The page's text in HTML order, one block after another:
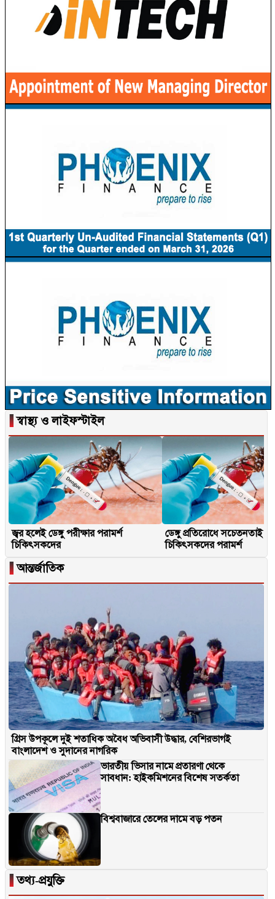
▐স্বাস্থ্য ও লাইফস্টাইল
জ্বর হলেই ডেঙ্গু পরীক্ষার পরামর্শ
চিকিৎসকদের
ডেঙ্গু প্রতিরোধে সচেতনতাই
চিকিৎসকদের পরামর্শ
▐আন্তর্জাতিক
গ্রিস উপকূলে দুই শতাধিক অবৈধ অভিবাসী উদ্ধার, বেশিরভাগই
বাংলাদেশ ও সুদানের নাগরিক
ভারতীয় ভিসার নামে প্রতারণা থেকে
সাবধান: হাইকমিশনের বিশেষ সতর্কতা
বিশ্ববাজারে তেলের দামে বড় পতন
▐তথ্য-প্রযুক্তি